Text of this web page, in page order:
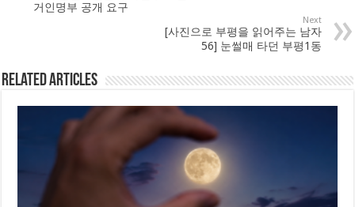
거인명부 공개 요구
Next
[사진으로 부평을 읽어주는 남자
56] 눈썰매 타던 부평1동
Related Articles